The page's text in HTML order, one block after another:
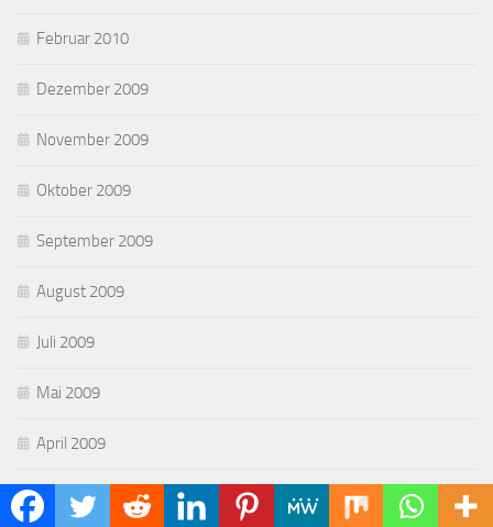
Februar 2010
Dezember 2009
November 2009
Oktober 2009
September 2009
August 2009
Juli 2009
Mai 2009
April 2009
März 2009